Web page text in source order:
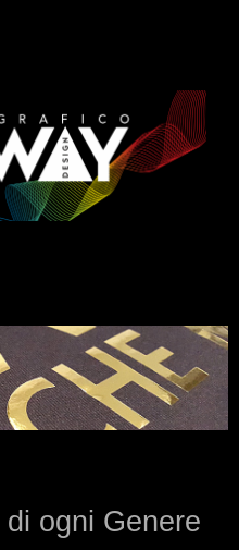
ogni Genere